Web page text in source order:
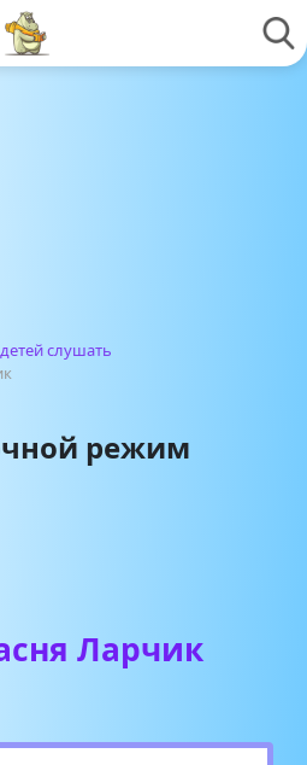
слушать
режим
Ларчик